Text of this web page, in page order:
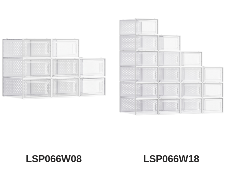
LSP066W08 LSP066W18